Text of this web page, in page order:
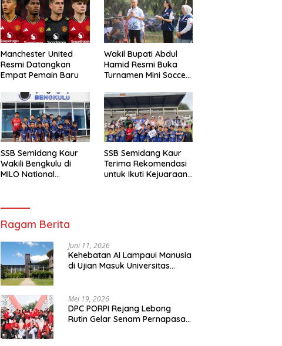
Manchester United
Resmi Datangkan
Empat Pemain Baru
Wakil Bupati Abdul
Hamid Resmi Buka
Turnamen Mini Soccer
SSB Semidang Kaur
Wakili Bengkulu di
MILO National
SSB Semidang Kaur
Terima Rekomendasi
untuk Ikuti Kejuaraan
Ragam Berita
Juni 11, 2026
Kehebatan AI Lampaui Manusia
di Ujian Masuk Universitas
Mei 19, 2026
DPC PORPI Rejang Lebong
Rutin Gelar Senam Pernapasan